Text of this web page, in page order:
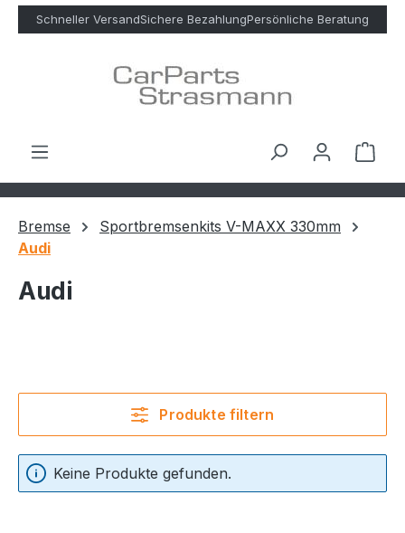
Zum Hauptinhalt springen
Schneller VersandSichere BezahlungPersönliche Beratung
Bremse
Sportbremsenkits V-MAXX 330mm
Audi
Audi
Produkte filtern
Keine Produkte gefunden.